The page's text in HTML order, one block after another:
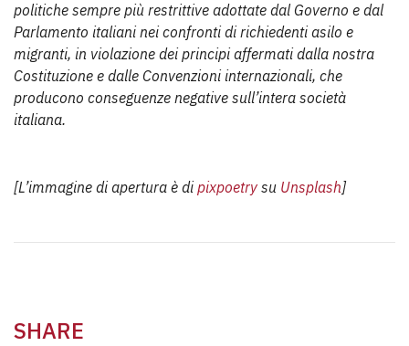
politiche sempre più restrittive adottate dal Governo e dal
Parlamento italiani nei confronti di richiedenti asilo e
migranti, in violazione dei principi affermati dalla nostra
Costituzione e dalle Convenzioni internazionali, che
producono conseguenze negative sull’intera società
italiana.
[L’immagine di apertura è dipixpoetry su Unsplash]
SHARE